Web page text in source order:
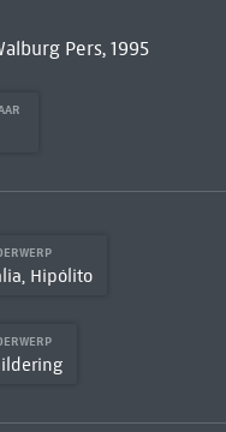
Pers, 1995
Hipólito